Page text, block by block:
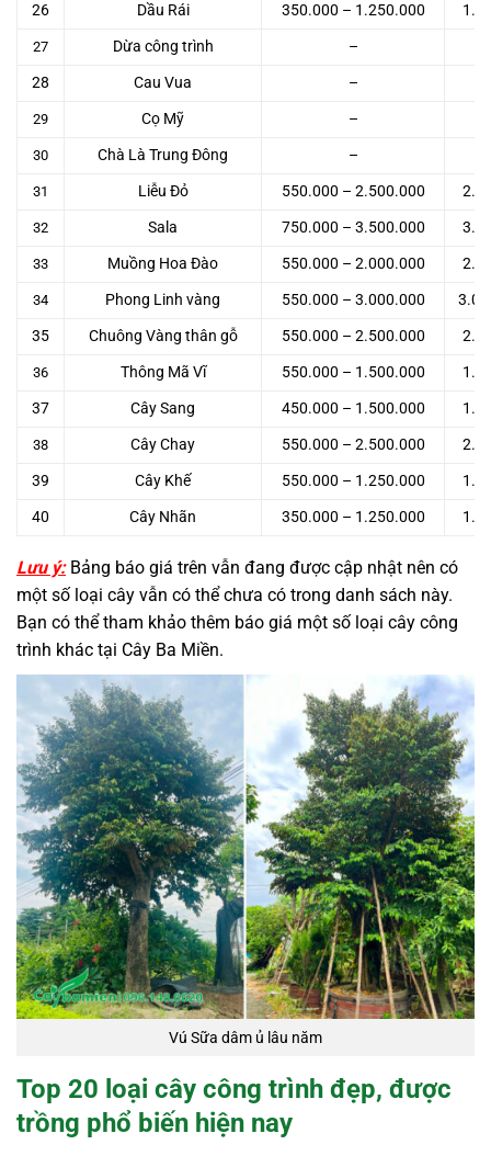
26
Dầu Rái 350.000 – 1.250.000
27 Dừa công trình
–
28
Cau Vua –
29 Cọ Mỹ –
30 Chà Là Trung Đông –
31 Liễu Đỏ 550.000 – 2.500.000
32 Sala 750.000 – 3.500.000
33 Muồng Hoa Đào 550.000 – 2.000.000
34 Phong Linh vàng 550.000 – 3.000.000
35
Chuông Vàng thân gỗ 550.000 – 2.500.000
36 Thông Mã Vĩ 550.000 – 1.500.000
37
Cây Sang 450.000 – 1.500.000
38 Cây Chay 550.000 – 2.500.000
39
Cây Khế 550.000 – 1.250.000
40
Cây Nhãn 350.000 – 1.250.000
Lưu ý:Bảng báo giá trên vẫn đang được cập nhật nên có
một số loại cây vẫn có thể chưa có trong danh sách này.
Bạn có thể tham khảo thêm báo giá một số loại cây công
trình khác tại Cây Ba Miền.
Vú Sữa dâm ủ lâu năm
Top 20 loại cây công trình đẹp, được
trồng phổ biến hiện nay